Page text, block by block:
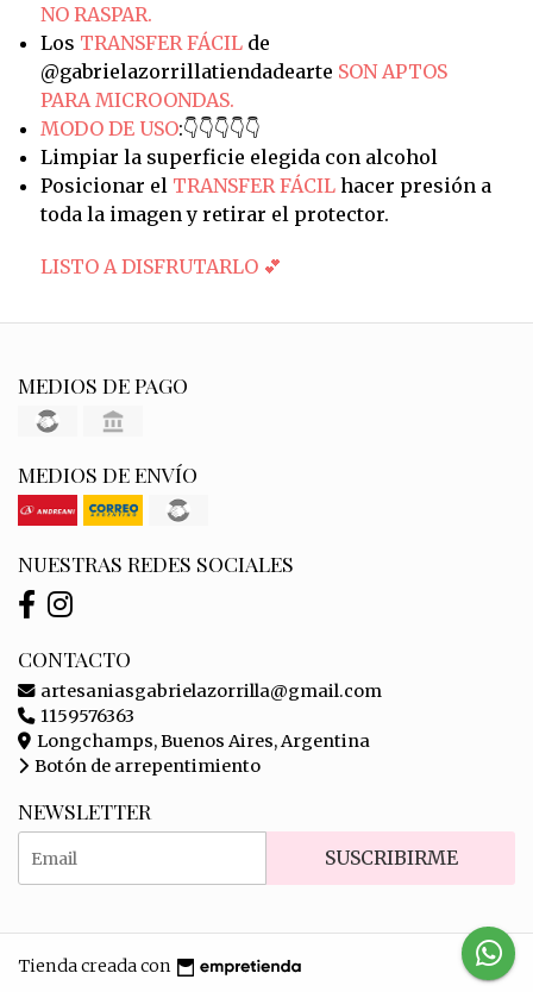
NO RASPAR.
Los TRANSFER FÁCILde
@gabrielazorrillatiendadearte SON APTOS
PARA MICROONDAS.
MODO DE USO:👇👇👇👇👇
Limpiar la superficie elegida con alcohol
Posicionar el TRANSFER FÁCILhacer presión a
toda la imagen y retirar el protector.
LISTO A DISFRUTARLO 💕
MEDIOS DE PAGO
MEDIOS DE ENVÍO
NUESTRAS REDES SOCIALES
CONTACTO
artesaniasgabrielazorrilla@gmail.com
1159576363
Longchamps, Buenos Aires, Argentina
Botón de arrepentimiento
NEWSLETTER
SUSCRIBIRME
Tienda creada con